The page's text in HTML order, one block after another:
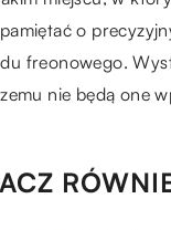
o
freonowego.
nie będą one